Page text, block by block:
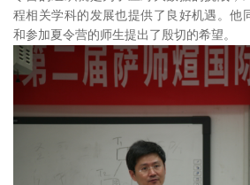
程相关学科的发展也提供了良好机遇。他
和参加夏令营的师生提出了殷切的希望。